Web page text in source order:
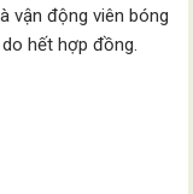
vận động viên bóng
hết hợp đồng.